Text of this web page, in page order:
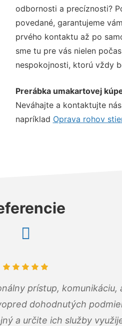
odbornosti a precíznosti?
povedané, garantujeme
prvého kontaktu až po
sme tu pre vás nielen
nespokojnosti, ktorú vždy
Prerábka umakartovej
Neváhajte a kontaktujte
napríklad Oprava rohov
prístup, komunikáciu,
dohodnutých
a určite ich služby